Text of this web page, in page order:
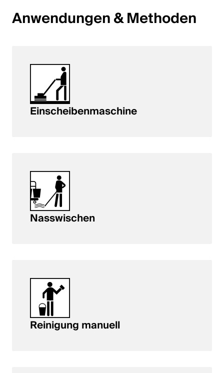
English
Polski
English
Anwendungen & Methoden
Einscheibenmaschine
Nasswischen
Reinigung manuell